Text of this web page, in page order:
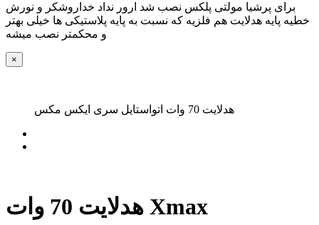
برای پرشیا مولتی پلکس نصب شد ارور نداد خداروشکر و نورش
خطیه پایه هدلایت هم فلزیه که نسبت به پایه پلاستیکی ها خیلی بهتر
و محکمتر نصب میشه
×
هدلایت 70 وات اتواستایل سری ایکس مکس
هدلایت 70 وات Xmax